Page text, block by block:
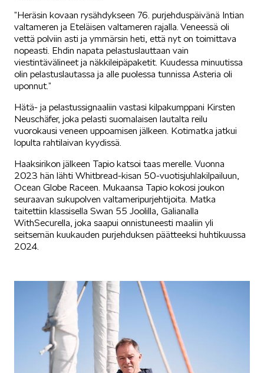
SPONSOROINTI & YHTEISTYÖ
KLASSIKOT
Mallit
”Heräsin kovaan rysähdykseen 76. purjehduspäivänä Intian
valtameren ja Eteläisen valtameren rajalla. Veneessä oli
vettä polviin asti ja ymmärsin heti, että nyt on toimittava
nopeasti. Ehdin napata pelastuslauttaan vain
viestintävälineet ja näkkileipäpaketit. Kuudessa minuutissa
olin pelastuslautassa ja alle puolessa tunnissa Asteria oli
uponnut.”
Hätä- ja pelastussignaaliin vastasi kilpakumppani Kirsten
Neuschäfer, joka pelasti suomalaisen lautalta reilu
vuorokausi veneen uppoamisen jälkeen. Kotimatka jatkui
lopulta rahtilaivan kyydissä.
Haaksirikon jälkeen Tapio katsoi taas merelle. Vuonna
2023 hän lähti Whitbread-kisan 50-vuotisjuhlakilpailuun,
Ocean Globe Raceen. Mukaansa Tapio kokosi joukon
seuraavan sukupolven valtameripurjehtijoita. Matka
taitettiin klassisella Swan 55 Joolilla, Galianalla
WithSecurella, joka saapui onnistuneesti maaliin yli
seitsemän kuukauden purjehduksen päätteeksi huhtikuussa
2024.